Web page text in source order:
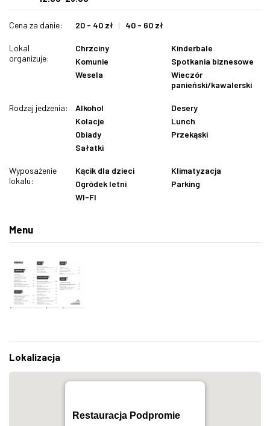
Cena za danie: 20 - 40 zł 40 - 60 zł
Lokal
organizuje:
Chrzciny
Kinderbale
Komunie
Spotkania biznesowe
Wesela
Wieczór
panieński/kawalerski
Rodzaj jedzenia: Alkohol
Desery
Kolacje
Lunch
Obiady
Przekąski
Sałatki
Wyposażenie
lokalu:
Kącik dla dzieci
Klimatyzacja
Ogródek letni
Parking
WI-FI
Menu
Lokalizacja
Restauracja Podpromie